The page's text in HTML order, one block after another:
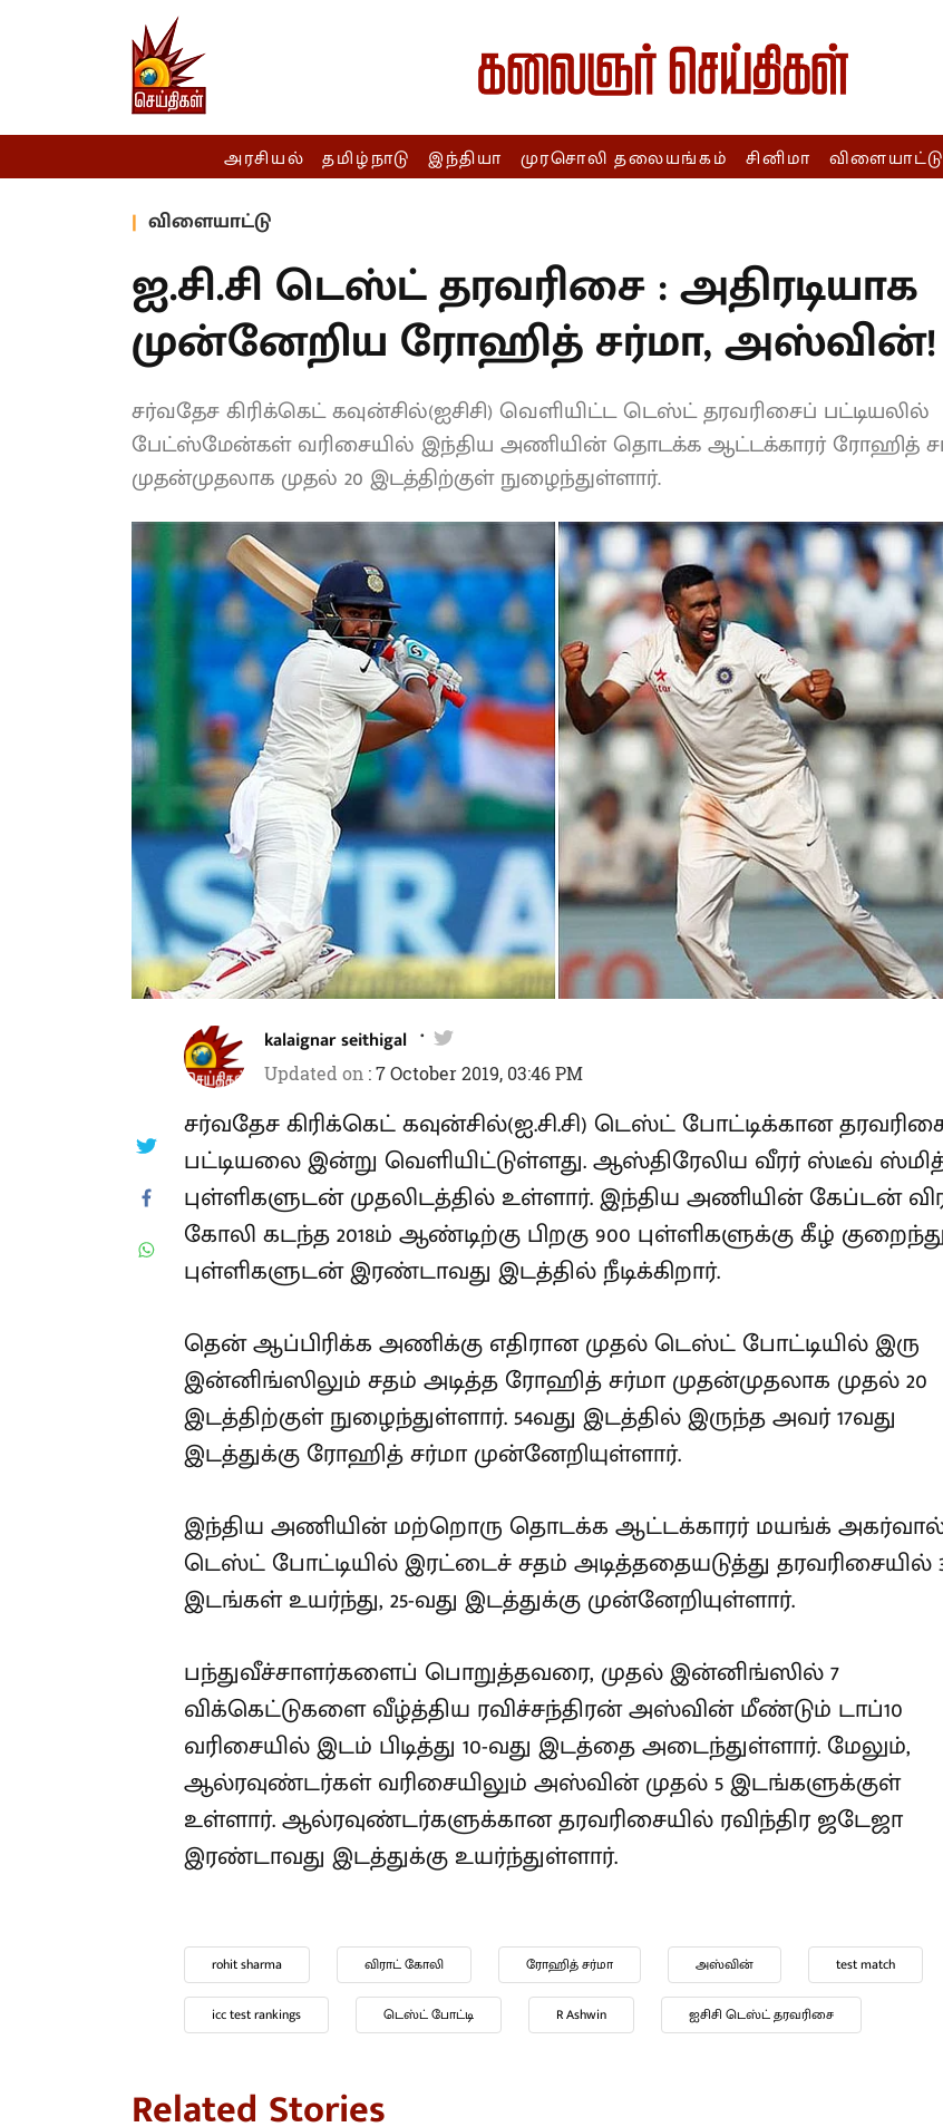
அரசியல் தமிழ்நாடு இந்தியா முரசொலி தலையங்கம் சினிமா விளையாட்டு
விளையாட்டு
ஐ.சி.சி டெஸ்ட் தரவரிசை : அதிரடியாக
முன்னேறிய ரோஹித் சர்மா,
அஸ்வின்!
சர்வதேச கிரிக்கெட் கவுன்சில்(ஐசிசி) வெளியிட்ட டெஸ்ட் தரவரிசைப்
பட்டியலில் பேட்ஸ்மேன்கள் வரிசையில் இந்திய அணியின் தொடக்க
ஆட்டக்காரர் ரோஹித் சர்மா முதன்முதலாக முதல் 20 இடத்திற்குள்
நுழைந்துள்ளார்.
Updated on:7 October 2019, 03:46 PM
சர்வதேச கிரிக்கெட் கவுன்சில்(ஐ.சி.சி) டெஸ்ட் போட்டிக்கான
தரவரிசைப் பட்டியலை இன்று வெளியிட்டுள்ளது. ஆஸ்திரேலிய வீரர்
ஸ்டீவ் ஸ்மித் 937 புள்ளிகளுடன் முதலிடத்தில் உள்ளார். இந்திய
அணியின் கேப்டன் விராட் கோலி கடந்த 2018ம் ஆண்டிற்கு பிறகு 900
புள்ளிகளுக்கு கீழ் குறைந்து 899 புள்ளிகளுடன் இரண்டாவது
இடத்தில் நீடிக்கிறார்.
தென் ஆப்பிரிக்க அணிக்கு எதிரான முதல் டெஸ்ட் போட்டியில் இரு
இன்னிங்ஸிலும் சதம் அடித்த ரோஹித் சர்மா முதன்முதலாக முதல் 20
இடத்திற்குள் நுழைந்துள்ளார். 54வது இடத்தில் இருந்த அவர் 17வது
இடத்துக்கு ரோஹித் சர்மா முன்னேறியுள்ளார்.
இந்திய அணியின் மற்றொரு தொடக்க ஆட்டக்காரர் மயங்க்
அகர்வால் டெஸ்ட் போட்டியில் இரட்டைச் சதம் அடித்ததையடுத்து
தரவரிசையில் 38 இடங்கள் உயர்ந்து, 25-வது இடத்துக்கு
முன்னேறியுள்ளார்.
பந்துவீச்சாளர்களைப் பொறுத்தவரை, முதல் இன்னிங்ஸில் 7
விக்கெட்டுகளை வீழ்த்திய ரவிச்சந்திரன் அஸ்வின் மீண்டும் டாப்10
வரிசையில் இடம் பிடித்து 10-வது இடத்தை அடைந்துள்ளார். மேலும்,
உள்ளார். ஆல்ரவுண்டர்களுக்கான தரவரிசையில் ரவிந்திர ஜடேஜா
இரண்டாவது இடத்துக்கு உயர்ந்துள்ளார்.
rohit sharma